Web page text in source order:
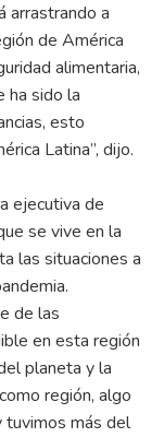
arrastrando a
de América
alimentaria,
ha sido la
esto
Latina”, dijo.
ejecutiva de
se vive en la
las situaciones a
de las
en esta región
planeta y la
región, algo
tuvimos más del